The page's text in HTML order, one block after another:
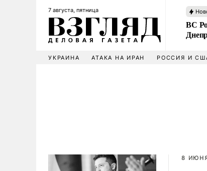
7 августа, пятница
ВС
УКРАИНА АТАКА НА ИРАН РОССИЯ И
8